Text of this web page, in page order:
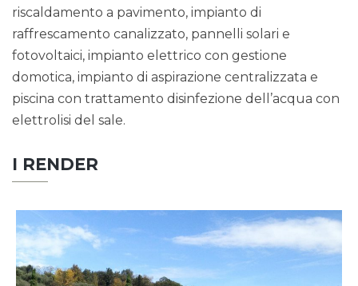
riscaldamento a pavimento, impianto di
raffrescamento canalizzato, pannelli solari e
fotovoltaici, impianto elettrico con gestione
domotica, impianto di aspirazione centralizzata e
piscina con trattamento disinfezione dell’acqua con
elettrolisi del sale.
I RENDER